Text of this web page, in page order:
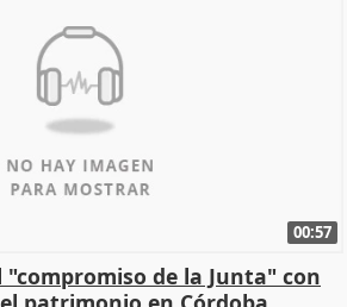
00:57
"compromiso de la Junta" con